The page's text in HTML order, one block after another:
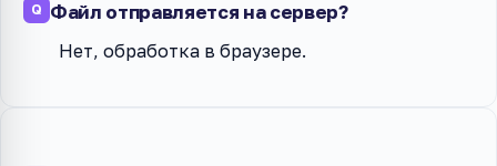
Файл отправляется на сервер?
Нет, обработка в браузере.